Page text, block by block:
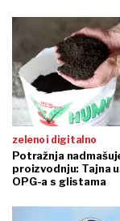
zeleno i digitalno
Potražnja
proizvodnju: Tajna
OPG-a s glistama